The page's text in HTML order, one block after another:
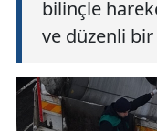
bilinçle
ve düzenli bir